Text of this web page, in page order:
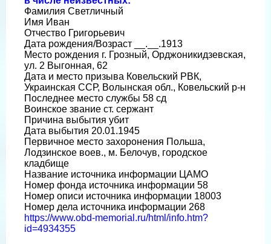
Фамилия Светличный
Имя Иван
Отчество Григорьевич
Дата рождения/Возраст __.__.1913
Место рождения г. Грозный, Орджоникидзевская,
ул. 2 Выгонная, 62
Дата и место призыва Ковельский РВК,
Украинская ССР, Волынская обл., Ковельский р-н
Последнее место службы 58 сд
Воинское звание ст. сержант
Причина выбытия убит
Дата выбытия 20.01.1945
Первичное место захоронения Польша,
Лодзинское воев., м. Белочув, городское
кладбище
Название источника информации ЦАМО
Номер фонда источника информации 58
Номер описи источника информации 18003
Номер дела источника информации 268
https://www.obd-memorial.ru/html/info.htm?
id=4934355